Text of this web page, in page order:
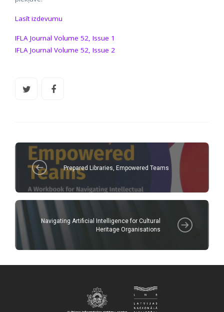
Lasīt izdevumu
IFLA Journal Volume 52, Issue 1
IFLA Journal Volume 52, Issue 2
Prepared Libraries, Empowered Teams
Navigating Artificial Intelligence for Cultural
Heritage Organisations